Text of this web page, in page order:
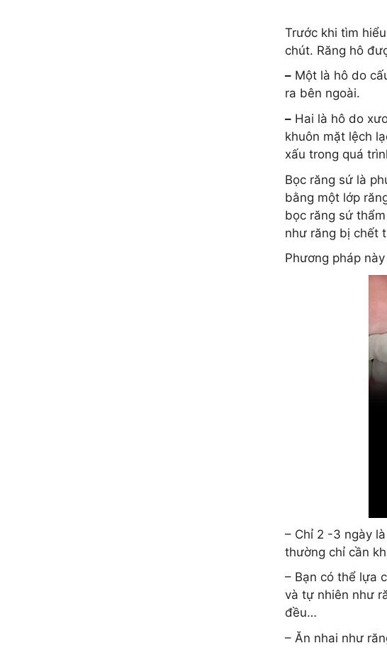
Trước khi tìm
chút. Răng hô
– Một là hô do
ra bên ngoài.
– Hai là hô do
khuôn mặt lệch
xấu trong quá
Bọc răng sứ là
bằng một lớp
bọc răng sứ
như răng bị chết
Phương pháp
– Chỉ 2 -3 ngày
thường chỉ cần
– Bạn có thể lựa
và tự nhiên như
đều…
– Ăn nhai như